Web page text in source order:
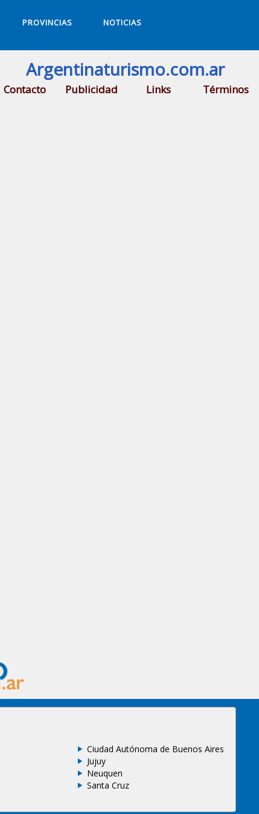
PROVINCIAS NOTICIAS
Argentinaturismo.com.ar
Contacto Publicidad Links Términos
Ciudad Autónoma de Buenos Aires
Jujuy
Neuquen
Santa Cruz